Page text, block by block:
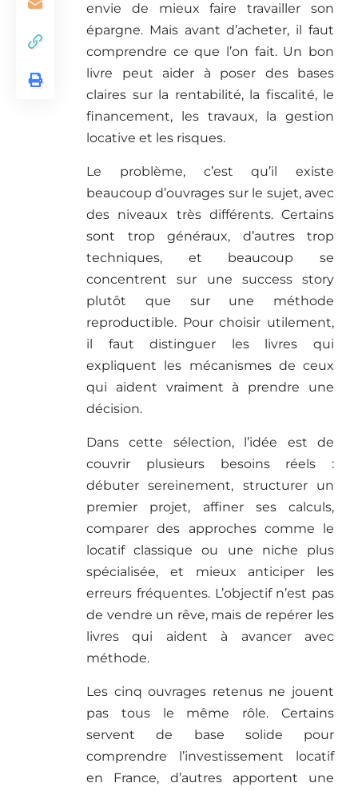
envie de mieux faire travailler son
épargne. Mais avant d’acheter, il faut
comprendre ce que l’on fait. Un bon
livre peut aider à poser des bases
claires sur la rentabilité, la fiscalité, le
financement, les travaux, la gestion
locative et les risques.
Le problème, c’est qu’il existe
beaucoup d’ouvrages sur le sujet, avec
des niveaux très différents. Certains
sont trop généraux, d’autres trop
techniques, et beaucoup se
concentrent sur une success story
plutôt que sur une méthode
reproductible. Pour choisir utilement,
il faut distinguer les livres qui
expliquent les mécanismes de ceux
qui aident vraiment à prendre une
décision.
Dans cette sélection, l’idée est de
couvrir plusieurs besoins réels :
débuter sereinement, structurer un
premier projet, affiner ses calculs,
comparer des approches comme le
locatif classique ou une niche plus
spécialisée, et mieux anticiper les
erreurs fréquentes. L’objectif n’est pas
de vendre un rêve, mais de repérer les
livres qui aident à avancer avec
méthode.
Les cinq ouvrages retenus ne jouent
pas tous le même rôle. Certains
servent de base solide pour
comprendre l’investissement locatif
en France, d’autres apportent une